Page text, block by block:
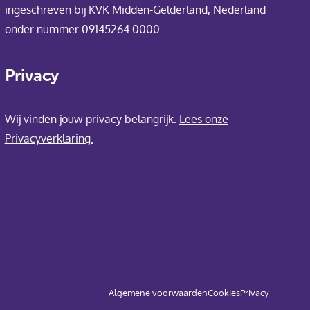
ingeschreven bij KVK Midden-Gelderland, Nederland
onder nummer 09145264 0000.
Privacy
Wij vinden jouw privacy belangrijk. Lees onze
Privacyverklaring.
Algemene voorwaardenCookiesPrivacy